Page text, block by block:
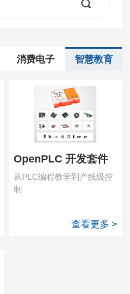
消费电子 智慧教育
OpenPLC 开发套件
从PLC编程教学到产线级控
制
查看更多 >